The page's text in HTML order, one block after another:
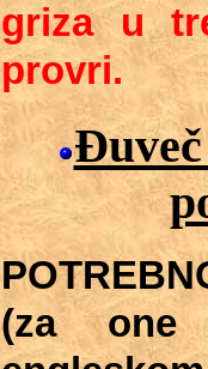
griza u
provri.
(za